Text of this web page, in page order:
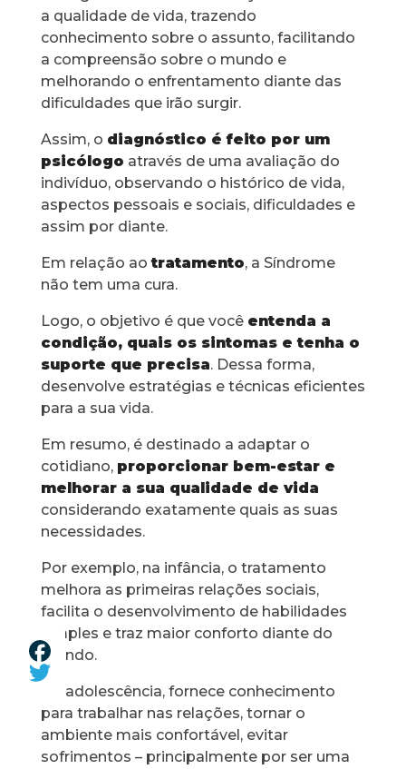
a qualidade de vida, trazendo
conhecimento sobre o assunto, facilitando
a compreensão sobre o mundo e
melhorando o enfrentamento diante das
dificuldades que irão surgir.
Assim, o diagnóstico é feito por um
psicólogo através de uma avaliação do
indivíduo, observando o histórico de vida,
aspectos pessoais e sociais, dificuldades e
assim por diante.
Em relação aotratamento, a Síndrome
não tem uma cura.
Logo, o objetivo é que você entenda a
condição, quais os sintomas e tenha o
suporte que precisa. Dessa forma,
desenvolve estratégias e técnicas eficientes
para a sua vida.
Em resumo, é destinado a adaptar o
cotidiano, proporcionar bem-estar e
melhorar a sua qualidade de vida
considerando exatamente quais as suas
necessidades.
Por exemplo, na infância, o tratamento
melhora as primeiras relações sociais,
facilita o desenvolvimento de habilidades
simples e traz maior conforto diante do
mundo.
Na adolescência, fornece conhecimento
para trabalhar nas relações, tornar o
ambiente mais confortável, evitar
sofrimentos – principalmente por ser uma